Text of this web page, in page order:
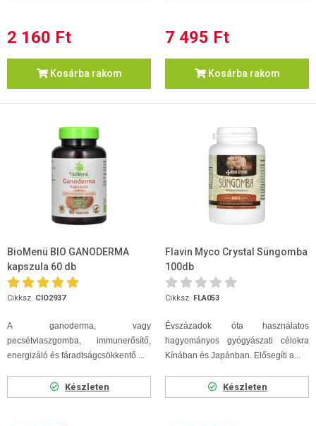
2 160 Ft
Kosárba rakom
7 495 Ft
Kosárba rakom
BioMenü BIO GANODERMA
kapszula 60 db
Cikksz. CIO2937
A ganoderma, vagy
pecsétviaszgomba, immunerősítő,
energizáló és fáradtságcsökkentő ...
Készleten
Flavin Myco Crystal Süngomba
100db
Cikksz. FLA053
Évszázadok óta használatos
hagyományos gyógyászati célokra
Kínában és Japánban. Elősegíti a...
Készleten